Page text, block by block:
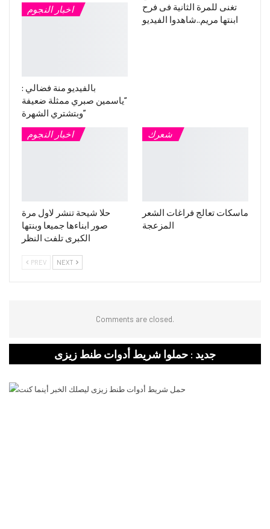
اخبار النجوم
بالفيديو منة فضالي :
“ياسمين صبري ممثلة ضعيفة
وبتشتري الشهرة”
تغنى للمرة الثانية فى فرح
ابنتها مريم..شاهدوا الفيديو
اخبار النجوم
حلا شيحة تنشر لاول مرة
صور ابناءها جميعا وبنتها
الكبرى تلفت النظر
شعرك
ماسكات تعالج فراغات الشعر
المزعجة
PREV NEXT
Comments are closed.
جديد : حملوا شريط أدوات طنط زيزى